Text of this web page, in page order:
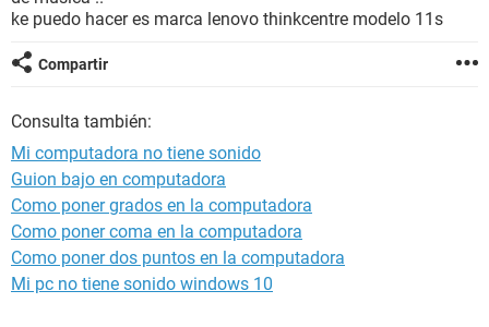
ke puedo hacer es marca lenovo thinkcentre modelo 11s
Compartir
Consulta también:
Mi computadora no tiene sonido
Guion bajo en computadora
Como poner grados en la computadora
Como poner coma en la computadora
Como poner dos puntos en la computadora
Mi pc no tiene sonido windows 10